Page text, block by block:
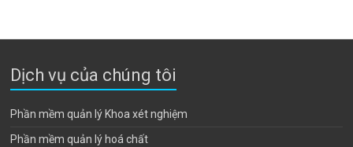
Dịch vụ của chúng tôi
Phần mềm quản lý Khoa xét nghiệm
Phần mềm quản lý hoá chất